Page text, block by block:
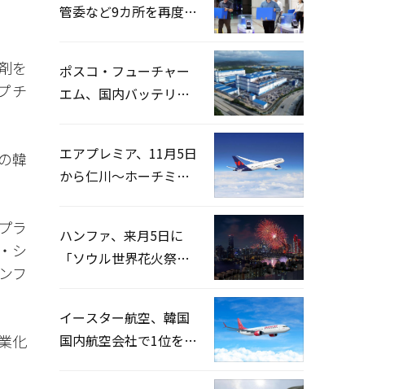
を
チ
韓
ラ
シ
フ
化
管委など9カ所を再度家
ポスコ・フューチャー
エム、国内バッテリー
エアプレミア、11月5日
から仁川〜ホーチミン
ハンファ、来月5日に
「ソウル世界花火祭り
イースター航空、韓国
国内航空会社で1位を記